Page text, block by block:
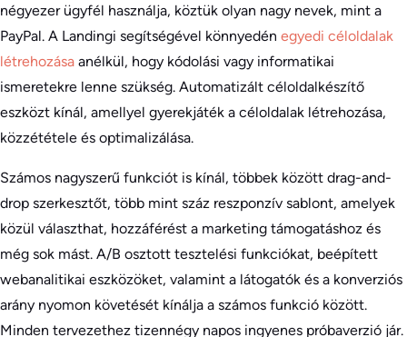
négyezer ügyfél használja, köztük olyan nagy nevek, mint a
PayPal. A Landingi segítségével könnyedén egyedi céloldalak
létrehozása anélkül, hogy kódolási vagy informatikai
ismeretekre lenne szükség. Automatizált céloldalkészítő
eszközt kínál, amellyel gyerekjáték a céloldalak létrehozása,
közzététele és optimalizálása.
Számos nagyszerű funkciót is kínál, többek között drag-and-
drop szerkesztőt, több mint száz reszponzív sablont, amelyek
közül választhat, hozzáférést a marketing támogatáshoz és
még sok mást. A/B osztott tesztelési funkciókat, beépített
webanalitikai eszközöket, valamint a látogatók és a konverziós
arány nyomon követését kínálja a számos funkció között.
Minden tervezethez tizennégy napos ingyenes próbaverzió jár.